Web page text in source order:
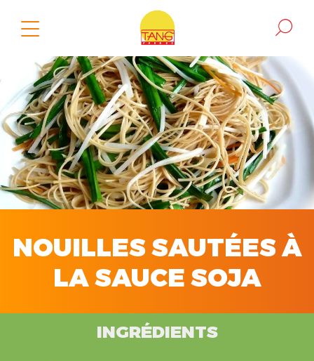
NOUILLES SAUTÉES À
LA SAUCE SOJA
INGRÉDIENTS